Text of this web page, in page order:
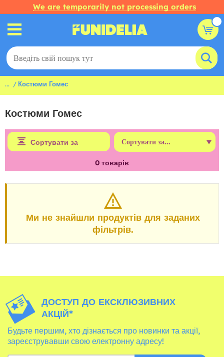
We are temporarily not processing orders
... Костюми Гомес
Костюми Гомес
Сортувати за
0 товарів
Ми не знайшли продуктів для заданих
фільтрів.
ДОСТУП ДО ЕКСКЛЮЗИВНИХ
АКЦІЙ*
Будьте першим, хто дізнається про новинки та акції,
зареєструвавши свою електронну адресу!